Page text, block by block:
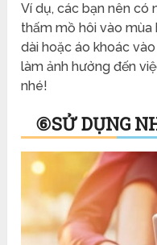
Ví dụ, các bạn nên có
thấm mồ hôi vào mùa
dài hoặc áo khoác
làm ảnh hưởng đến
nhé!
⑥SỬ DỤNG